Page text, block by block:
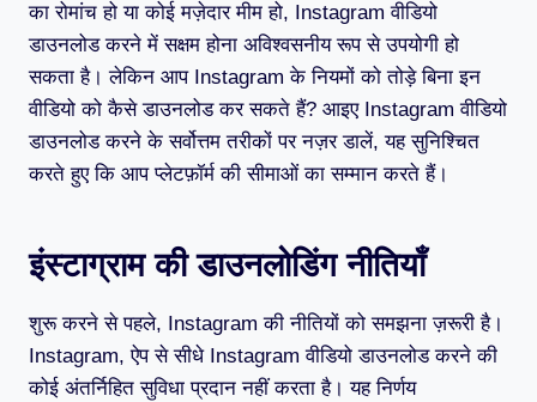
का रोमांच हो या कोई मज़ेदार मीम हो, Instagram वीडियो
डाउनलोड करने में सक्षम होना अविश्वसनीय रूप से उपयोगी हो
सकता है। लेकिन आप Instagram के नियमों को तोड़े बिना इन
वीडियो को कैसे डाउनलोड कर सकते हैं? आइए Instagram वीडियो
डाउनलोड करने के सर्वोत्तम तरीकों पर नज़र डालें, यह सुनिश्चित
करते हुए कि आप प्लेटफ़ॉर्म की सीमाओं का सम्मान करते हैं।
इंस्टाग्राम की डाउनलोडिंग नीतियाँ
शुरू करने से पहले, Instagram की नीतियों को समझना ज़रूरी है।
Instagram, ऐप से सीधे Instagram वीडियो डाउनलोड करने की
कोई अंतर्निहित सुविधा प्रदान नहीं करता है। यह निर्णय